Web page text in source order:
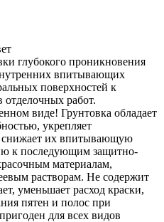
глубокого проникновения
впитывающих
поверхностей к
работ.
виде! Грунтовка обладает
укрепляет
снижает их впитывающую
к последующим защитно-
материалам,
растворам. Не содержит
уменьшает расход краски,
пятен и полос при
для всех видов